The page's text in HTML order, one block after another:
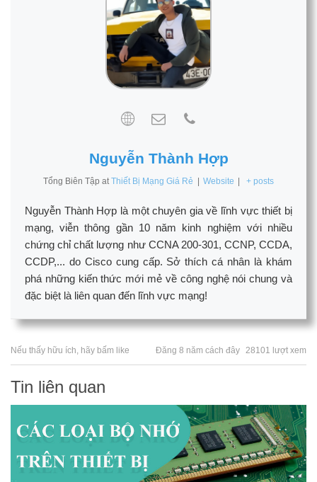
Nguyễn Thành Hợp
Tổng Biên Tập at Thiết Bị Mạng Giá Rẻ Website + posts
Nguyễn Thành Hợp là một chuyên gia về lĩnh vực thiết bị
mạng, viễn thông gần 10 năm kinh nghiệm với nhiều
chứng chỉ chất lượng như CCNA 200-301, CCNP, CCDA,
CCDP,... do Cisco cung cấp. Sở thích cá nhân là khám
phá những kiến thức mới mẻ về công nghệ nói chung và
đặc biệt là liên quan đến lĩnh vực mạng!
Nếu thấy hữu ích, hãy bấm like Đăng 8 năm cách đây 28101 lượt xem
Tin liên quan